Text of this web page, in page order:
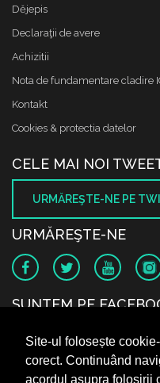
Site-ul folosește
corect. Continuând
acordul asupra folosirii
Dějepis
Declaraţii de avere
Achizitii
Nota de fundamentare cladire
Kontakt
Cookies & protectia datelor
CELE MAI NOI
URMĂREŞTE-NE PE
URMĂREŞTE-NE
SUNTEM PE